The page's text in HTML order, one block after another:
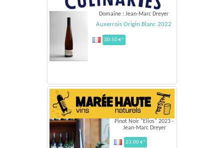
Domaine : Jean-Marc Dreyer
Auxerrois Origin Blanc 2022
30.50 €*
Pinot Noir "Elios" 2023 -
Jean-Marc Dreyer
23,00 €*